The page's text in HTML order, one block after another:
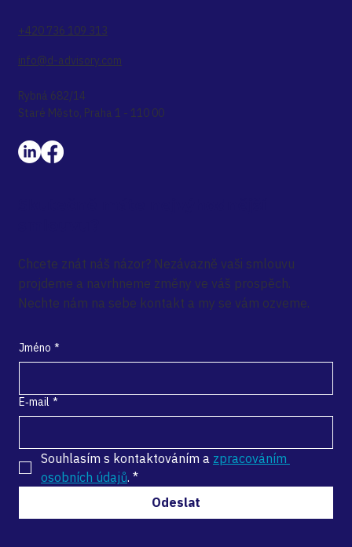
+420 736 109 313
info@d-advisory.com
Rybná 682/14
Staré Město, Praha 1 - 110 00
Chcete znát náš názor? Nezávazně vaši smlouvu
projdeme a navrhneme změny ve váš prospěch.
Nechte nám na sebe kontakt a my se vám ozveme.
Jméno *
E‑mail *
Souhlasím s kontaktováním a zpracováním
osobních údajů. *
Odeslat